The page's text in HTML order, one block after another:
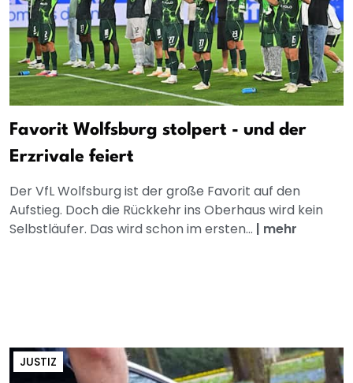
Favorit Wolfsburg stolpert - und der
Erzrivale feiert
Der VfL Wolfsburg ist der große Favorit auf den
Aufstieg. Doch die Rückkehr ins Oberhaus wird kein
Selbstläufer. Das wird schon im ersten... | mehr
JUSTIZ